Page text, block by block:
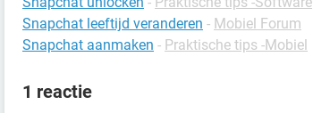
Snapchat leeftijd veranderen - Mobiel Forum
Snapchat aanmaken - Praktische tips -Mobiel
1 reactie